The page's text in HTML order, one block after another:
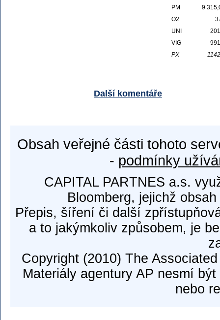
PM
9
O2
UNI
VIG
PX
Další komentáře
Obsah veřejné části tohoto
- podmínky
CAPITAL PARTNES a.s.
Bloomberg, jejichž
Přepis, šíření či další
a to jakýmkoliv způsobem, je
Copyright (2010) The
Materiály agentury AP nesmí
nebo